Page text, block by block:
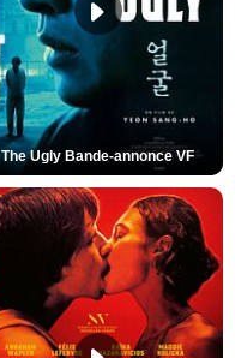
The Ugly Bande-annonce VF